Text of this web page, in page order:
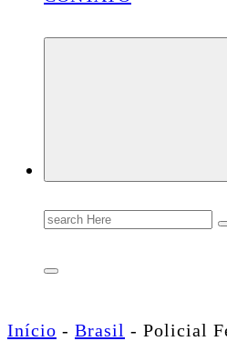
Search
for:
Início - Brasil - Policial